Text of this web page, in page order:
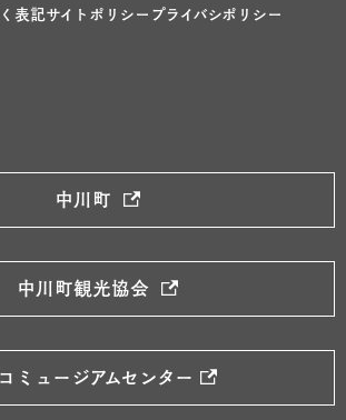
表記サイトポリシー プライバシポリシー
中川町
中川町観光協会
ミュージアムセンター